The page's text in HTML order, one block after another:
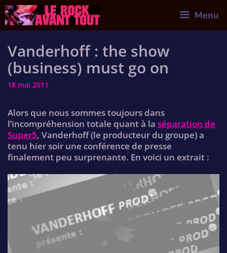
Skip
to
content
Menu
Vanderhoff : the show
(business) must go on
18 mai 2011
Alors que nous sommes toujours dans
l’incompréhension totale quant à la séparation de
Super5, Vanderhoff (le producteur du groupe) a
tenu hier soir une conférence de presse
finalement peu surprenante. En voici un extrait :